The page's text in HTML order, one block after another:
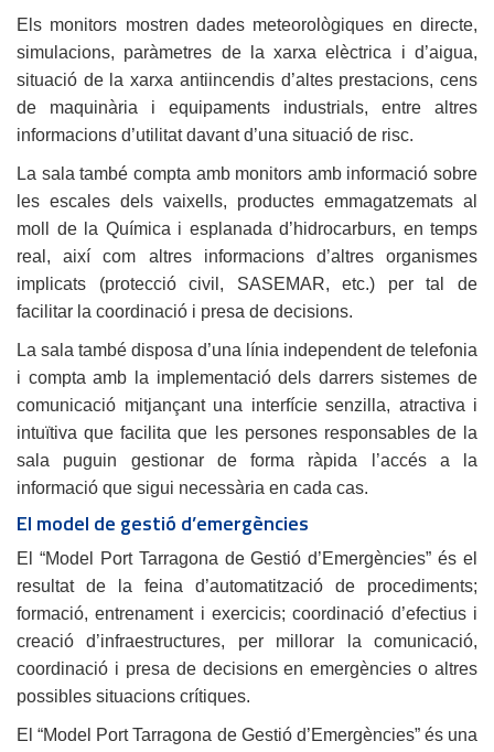
Els monitors mostren dades meteorològiques en directe,
simulacions, paràmetres de la xarxa elèctrica i d’aigua,
situació de la xarxa antiincendis d’altes prestacions, cens
de maquinària i equipaments industrials, entre altres
informacions d’utilitat davant d’una situació de risc.
La sala també compta amb monitors amb informació sobre
les escales dels vaixells, productes emmagatzemats al
moll de la Química i esplanada d’hidrocarburs, en temps
real, així com altres informacions d’altres organismes
implicats (protecció civil, SASEMAR, etc.) per tal de
facilitar la coordinació i presa de decisions.
La sala també disposa d’una línia independent de telefonia
i compta amb la implementació dels darrers sistemes de
comunicació mitjançant una interfície senzilla, atractiva i
intuïtiva que facilita que les persones responsables de la
sala puguin gestionar de forma ràpida l’accés a la
informació que sigui necessària en cada cas.
El model de gestió d’emergències
El “Model Port Tarragona de Gestió d’Emergències” és el
resultat de la feina d’automatització de procediments;
formació, entrenament i exercicis; coordinació d’efectius i
creació d’infraestructures, per millorar la comunicació,
coordinació i presa de decisions en emergències o altres
possibles situacions crítiques.
El “Model Port Tarragona de Gestió d’Emergències” és una